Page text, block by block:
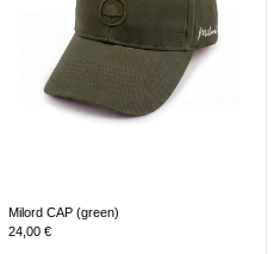
Milord CAP (green)
24,00 €